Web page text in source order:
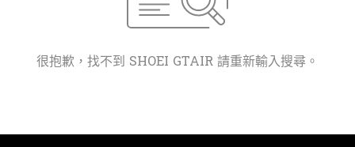
很抱歉，找不到 SHOEI GTAIR 請重新輸入搜尋。